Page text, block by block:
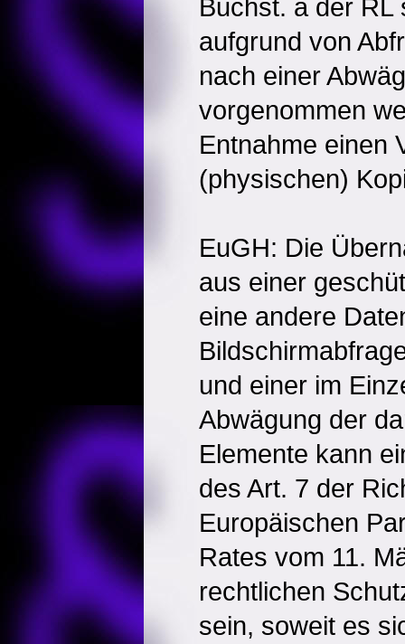
Buchst. a der
aufgrund von
nach einer
vorgenommen
Entnahme einen
(physischen)
EuGH: Die
aus einer
eine andere
und einer im
Abwägung der
Elemente kann
des Art. 7 der
Europäischen
Rates vom 11.
rechtlichen
sein, soweit es